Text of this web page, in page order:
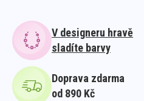
V designeru hravě
sladíte barvy
Doprava zdarma
od 890 Kč